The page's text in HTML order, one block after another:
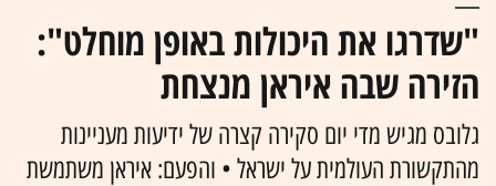
"שדרגו את היכולות באופן מוחלט":
הזירה שבה איראן מנצחת
גלובס מגיש מדי יום סקירה קצרה של ידיעות מעניינות
מהתקשורת העולמית על ישראל • והפעם: איראן משתמשת